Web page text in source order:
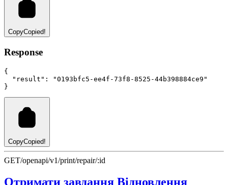
CopyCopied!
Response
{
"result" :
"0193bfc5-ee4f-73f8-8525-44b398884ce9"
}
CopyCopied!
GET/openapi/v1/print/repair/:id
Отримати завдання Відновлення